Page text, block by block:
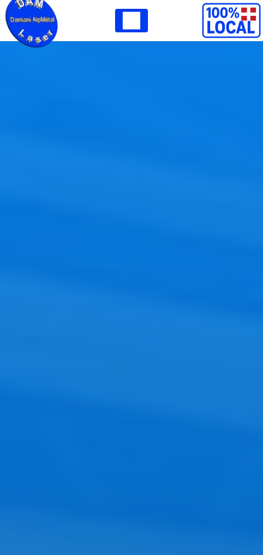
Panneau de gestion des cookies